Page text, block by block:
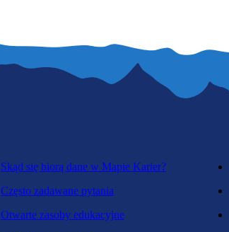
Skąd się biorą dane w Mapie Karier?
Często zadawane pytania
Otwarte zasoby edukacyjne